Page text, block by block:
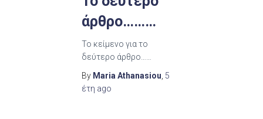
άρθρο………
Το κείμενο για το
δεύτερο άρθρο……
By Maria Athanasiou 5
έτη ago